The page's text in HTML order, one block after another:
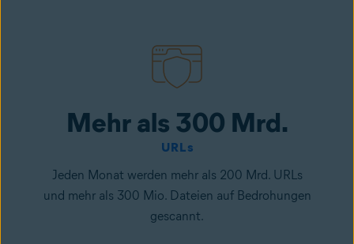
Mehr als 300 Mrd.
URLs
Jeden Monat werden mehr als 200 Mrd. URLs
und mehr als 300 Mio. Dateien auf Bedrohungen
gescannt.